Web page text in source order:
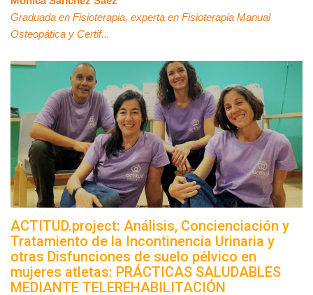
Graduada en Fisioterapia, experta en Fisioterapia Manual
Osteopática y Certif...
ACTITUD.project: Análisis, Concienciación y
Tratamiento de la Incontinencia Urinaria y
otras Disfunciones de suelo pélvico en
mujeres atletas: PRÁCTICAS SALUDABLES
MEDIANTE TELEREHABILITACIÓN